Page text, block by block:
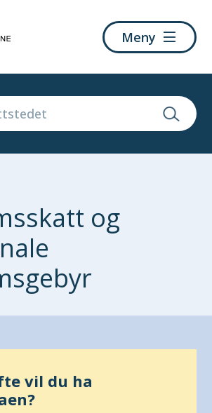
kommune
Meny
og
vil du ha